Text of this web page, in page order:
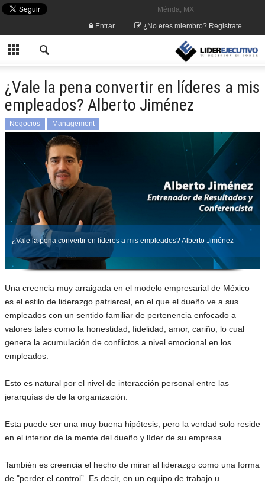
Mérida, MX
Entrar
¿No eres miembro? Registrate
¿Vale la pena convertir en líderes a mis
empleados? Alberto Jiménez
Negocios Management
¿Vale la pena convertir en líderes a mis empleados? Alberto Jiménez
Una creencia muy arraigada en el modelo empresarial de México
es el estilo de liderazgo patriarcal, en el que el dueño ve a sus
empleados con un sentido familiar de pertenencia enfocado a
valores tales como la honestidad, fidelidad, amor, cariño, lo cual
genera la acumulación de conflictos a nivel emocional en los
empleados.
Esto es natural por el nivel de interacción personal entre las
jerarquías de de la organización.
Esta puede ser una muy buena hipótesis, pero la verdad solo reside
en el interior de la mente del dueño y líder de su empresa.
También es creencia el hecho de mirar al liderazgo como una forma
de "perder el control”. Es decir, en un equipo de trabajo u